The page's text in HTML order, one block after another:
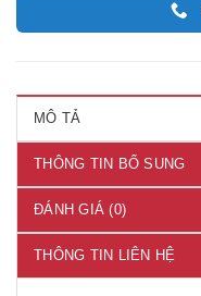
MÔ TẢ
THÔNG TIN BỔ SUNG
ĐÁNH GIÁ (0)
THÔNG TIN LIÊN HỆ